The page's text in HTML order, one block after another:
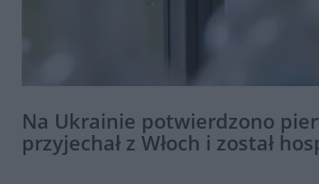
Na Ukrainie potwierdzono
przyjechał z Włoch i został